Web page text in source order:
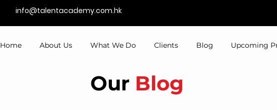
info@talentacademy.com.hk
Home About Us What We Do Clients Blog Upcoming
Our Blog